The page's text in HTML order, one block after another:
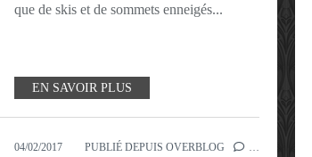
que de skis et de sommets enneigés...
EN SAVOIR PLUS
GAGNER,GALLIMARD,PLACES,PREVERT,RANELAGH
04/02/2017 PUBLIÉ DEPUIS OVERBLOG